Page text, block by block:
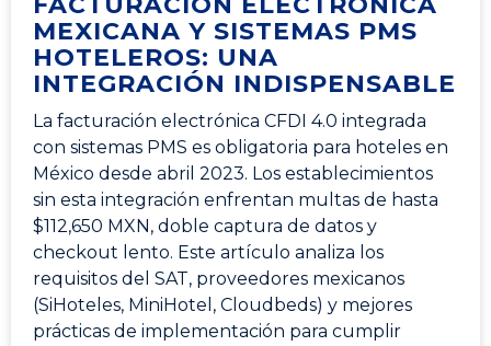
MEXICANA Y SISTEMAS PMS
HOTELEROS: UNA
INTEGRACIÓN INDISPENSABLE
La facturación electrónica CFDI 4.0 integrada
con sistemas PMS es obligatoria para hoteles en
México desde abril 2023. Los establecimientos
sin esta integración enfrentan multas de hasta
$112,650 MXN, doble captura de datos y
checkout lento. Este artículo analiza los
requisitos del SAT, proveedores mexicanos
(SiHoteles, MiniHotel, Cloudbeds) y mejores
prácticas de implementación para cumplir